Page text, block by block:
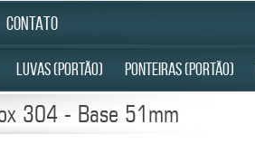
CONTATO
LUVAS (PORTÃO) PONTEIRAS (PORTÃO)
304 - Base 51mm